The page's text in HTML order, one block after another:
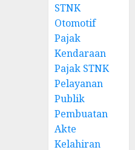
STNK
Otomotif
Pajak
Kendaraan
Pajak STNK
Pelayanan
Publik
Pembuatan
Akte
Kelahiran